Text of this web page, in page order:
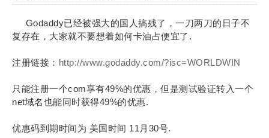
Godaddy已经被强大的国人搞残了，一刀两刀的日子不
复存在，大家就不要想着如何卡油占便宜了.
注册链接： http://www.godaddy.com/?isc=WORLDWIN
只能注册一个com享有49%的优惠，但是测试验证转入一个
net域名也能同时获得49%的优惠.
优惠码到期时间为 美国时间 11月30号.